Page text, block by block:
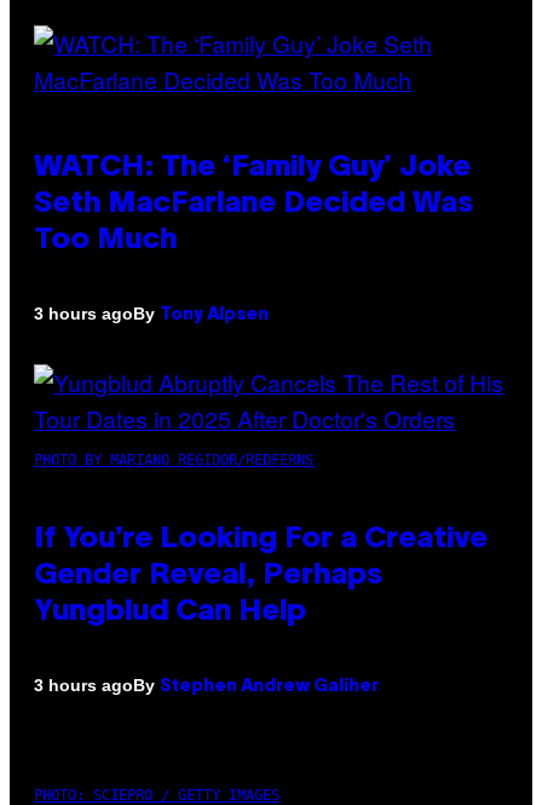
WATCH: The ‘Family Guy’ Joke
Seth MacFarlane Decided Was
Too Much
3 hours agoBy Tony Alpsen
PHOTO BY MARIANO REGIDOR/REDFERNS
If You’re Looking For a Creative
Gender Reveal, Perhaps
Yungblud Can Help
3 hours agoBy Stephen Andrew Galiher
PHOTO: SCIEPRO / GETTY IMAGES